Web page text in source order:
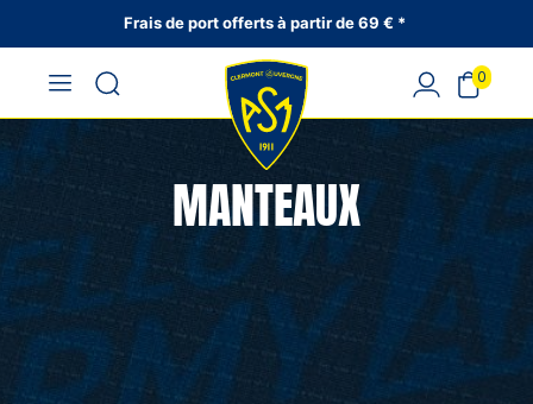
Frais de port offerts à partir de 69 € *
MANTEAUX
0